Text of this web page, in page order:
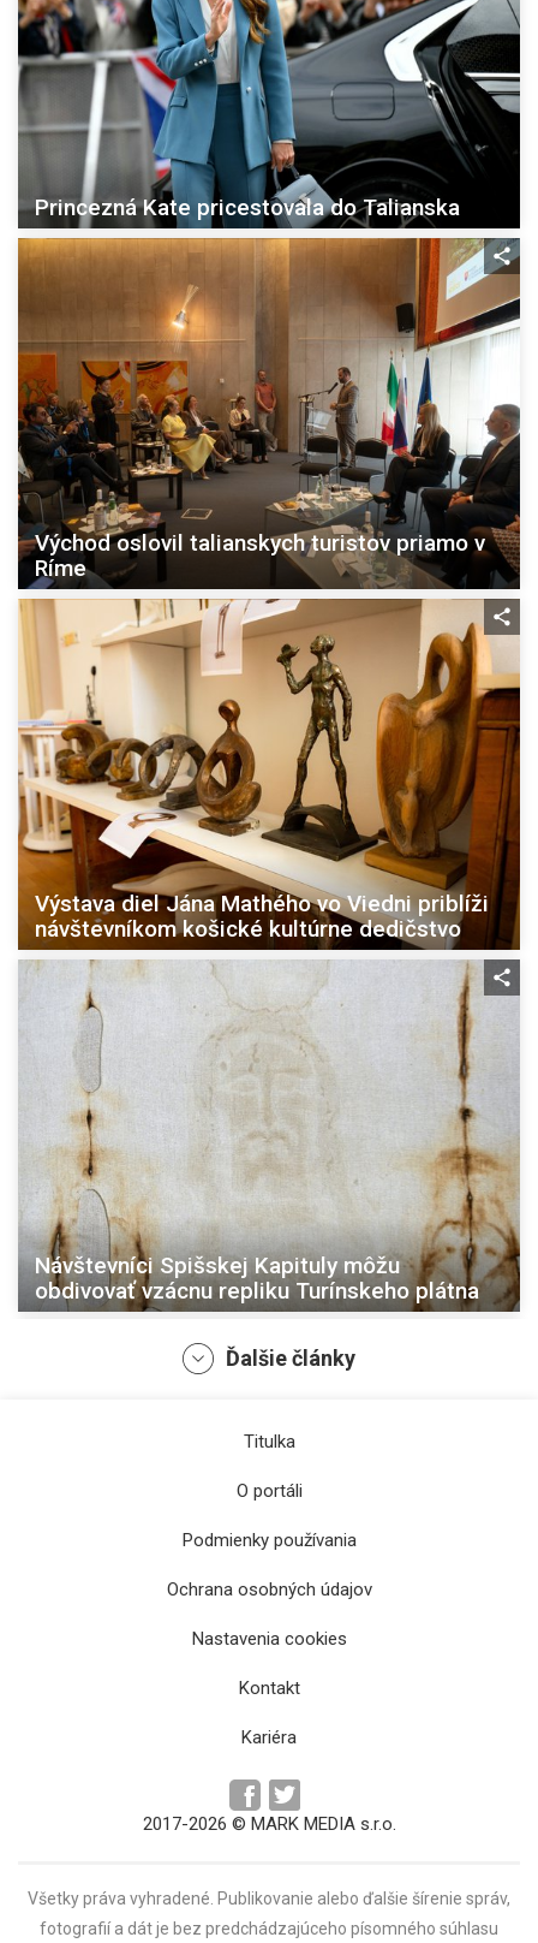
Princezná Kate pricestovala do Talianska
Východ oslovil talianskych turistov priamo v
Ríme
Výstava diel Jána Mathého vo Viedni priblíži
návštevníkom košické kultúrne dedičstvo
Návštevníci Spišskej Kapituly môžu
obdivovať vzácnu repliku Turínskeho plátna
Prvý let z Košíc do Ríma využilo takmer 200
Ďalšie články
Titulka
O portáli
Podmienky používania
Ochrana osobných údajov
Nastavenia cookies
Kontakt
Kariéra
2017-2026 © MARK MEDIA s.r.o.
Všetky práva vyhradené. Publikovanie alebo ďalšie šírenie správ,
fotografií a dát je bez predchádzajúceho písomného súhlasu